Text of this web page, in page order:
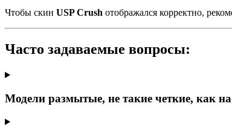
Чтобы скин USP Crush отображался корректно,
Часто задаваемые вопросы:
Модели размытые, не такие четкие, как